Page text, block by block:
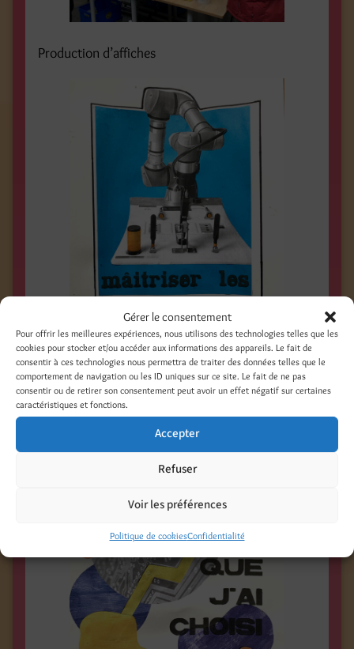
Gérer le consentement
Pour offrir les meilleures expériences, nous utilisons des technologies telles que les
cookies pour stocker et/ou accéder aux informations des appareils. Le fait de
consentir à ces technologies nous permettra de traiter des données telles que le
comportement de navigation ou les ID uniques sur ce site. Le fait de ne pas
consentir ou de retirer son consentement peut avoir un effet négatif sur certaines
caractéristiques et fonctions.
Accepter
Refuser
Voir les préférences
Politique de cookiesConfidentialité
Production d’affiches